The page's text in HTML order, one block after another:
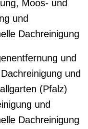
Moos- und
und
Dachreinigung
und
und
(Pfalz)
und
Dachreinigung